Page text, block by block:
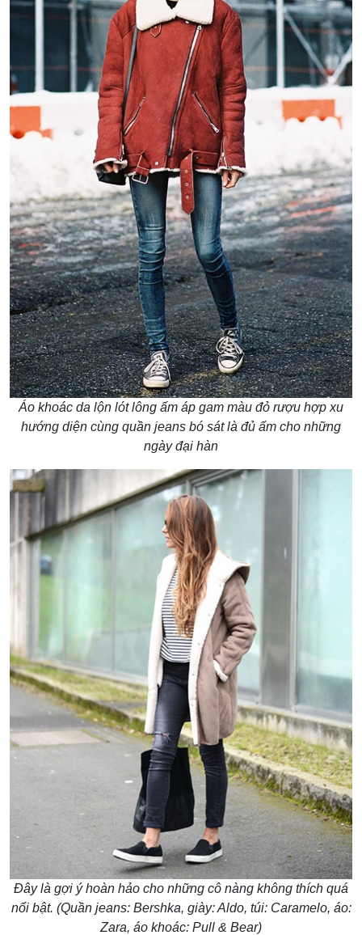
Áo khoác da lộn lót lông ấm áp gam màu đỏ rượu hợp xu
hướng diện cùng quần jeans bó sát là đủ ấm cho những
ngày đại hàn
Đây là gợi ý hoàn hảo cho những cô nàng không thích quá
nổi bật. (Quần jeans: Bershka, giày: Aldo, túi: Caramelo, áo:
Zara, áo khoác: Pull & Bear)